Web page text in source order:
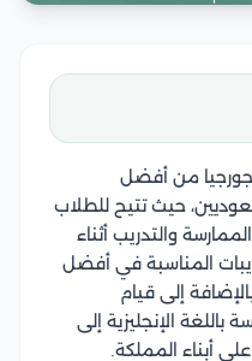
من أفضل
حيث تتيح للطلاب
والتدريب أثناء
المناسبة في أفضل
إلى قيام
باللغة الإنجليزية إلى
أبناء المملكة.